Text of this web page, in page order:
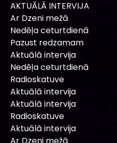
AKTUĀLĀ INTERVIJA
Ar Dzeni mežā
Nedēļa ceturtdienā
Pazust redzamam
Aktuālā intervija
Nedēļa ceturtdienā
Radioskatuve
Aktuālā intervija
Aktuālā intervija
Radioskatuve
Aktuālā intervija
Ar Dzeni mežā